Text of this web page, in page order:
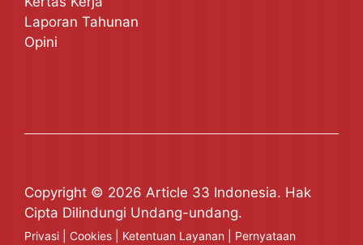
Laporan Tahunan
Opini
Copyright © 2026 Article 33 Indonesia. Hak
Cipta Dilindungi Undang-undang.
Privasi Cookies Ketentuan Layanan Pernyataan